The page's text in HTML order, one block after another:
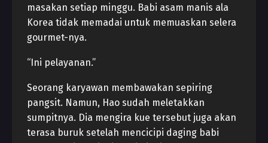
masakan setiap minggu. Babi asam manis ala
Korea tidak memadai untuk memuaskan selera
gourmet-nya.
“Ini pelayanan.”
Seorang karyawan membawakan sepiring
pangsit. Namun, Hao sudah meletakkan
sumpitnya. Dia mengira kue tersebut juga akan
terasa buruk setelah mencicipi daging babi